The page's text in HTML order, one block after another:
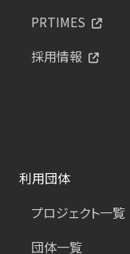
PRTIMES
採用情報
利用団体
プロジェクト一覧
団体一覧